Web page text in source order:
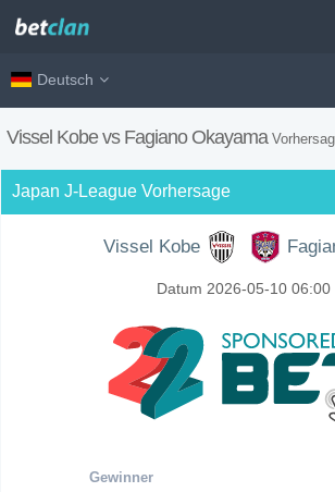
Deutsch
Vissel Kobe vs Fagiano Okayama Vorhersagen, H2H,
Japan J-League Vorhersage
Vissel Kobe
Datum 2026-05-10 06:00
Gewinner